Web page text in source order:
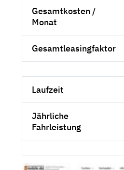
Gesamtkosten /
Monat
Gesamtleasingfaktor
Laufzeit
Jährliche
Fahrleistung